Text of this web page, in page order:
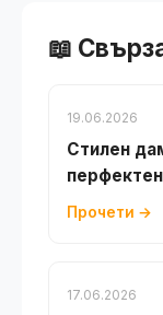
📖
19.06.2026
Стилен
Прочети →
17.06.2026